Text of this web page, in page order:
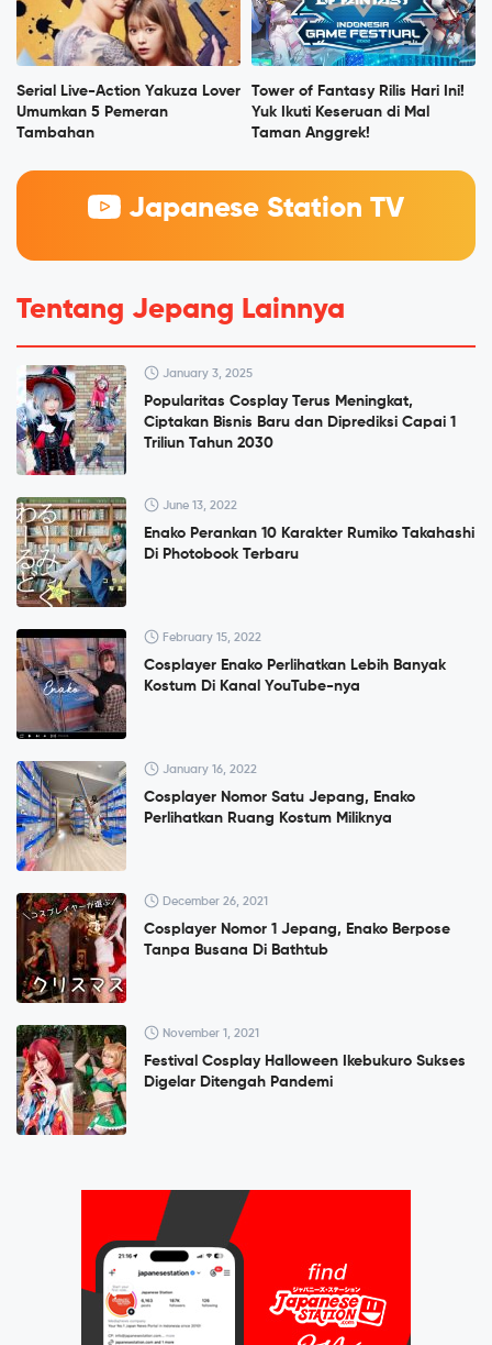
Serial Live-Action Yakuza Lover
Umumkan 5 Pemeran
Tambahan
Tower of Fantasy Rilis Hari Ini!
Yuk Ikuti Keseruan di Mal
Taman Anggrek!
Japanese Station TV
Tentang Jepang Lainnya
January 3, 2025
Popularitas Cosplay Terus Meningkat,
Ciptakan Bisnis Baru dan Diprediksi Capai 1
Triliun Tahun 2030
June 13, 2022
Enako Perankan 10 Karakter Rumiko Takahashi
Di Photobook Terbaru
February 15, 2022
Cosplayer Enako Perlihatkan Lebih Banyak
Kostum Di Kanal YouTube-nya
January 16, 2022
Cosplayer Nomor Satu Jepang, Enako
Perlihatkan Ruang Kostum Miliknya
December 26, 2021
Cosplayer Nomor 1 Jepang, Enako Berpose
Tanpa Busana Di Bathtub
November 1, 2021
Festival Cosplay Halloween Ikebukuro Sukses
Digelar Ditengah Pandemi